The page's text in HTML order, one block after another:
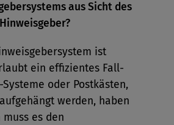
aus Sicht des
ist
ein effizientes Fall-
oder Postkästen,
werden, haben
es den